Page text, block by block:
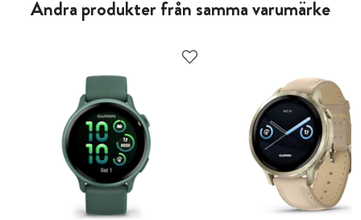
Andra produkter från samma varumärke